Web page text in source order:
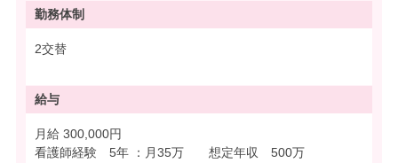
勤務体制
2交替
給与
月給 300,000円
看護師経験 5年 ：月35万 想定年収 500万